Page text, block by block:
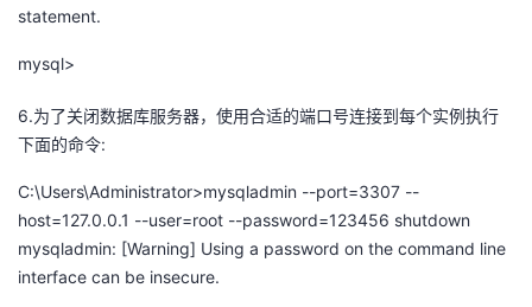
statement.
mysql>
6.为了关闭数据库服务器，使用合适的端口号连接到每个实例执行
下面的命令:
C:\Users\Administrator>mysqladmin --port=3307 --
host=127.0.0.1 --user=root --password=123456 shutdown
mysqladmin: [Warning] Using a password on the command line
interface can be insecure.